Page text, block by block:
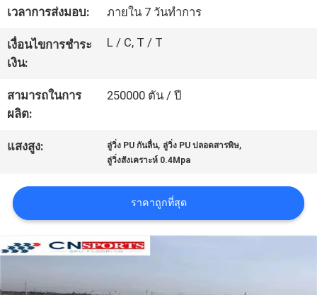
คุณภาพ
ติดต่อ
เรา
ขอ
ใบ
เสนอ
ราคา
เวลาการส่งมอบ: ภายใน 7 วันทำการ
เงื่อนไขการชำระ
เงิน:
L / C, T / T
สามารถในการ
ผลิต:
250000 ตัน / ปี
แสงสูง: ลู่วิ่ง PU กันลื่น, ลู่วิ่ง PU ปลอดสารพิษ,
ลู่วิ่งสังเคราะห์ 0.4Mpa
ราคาถูกที่สุด